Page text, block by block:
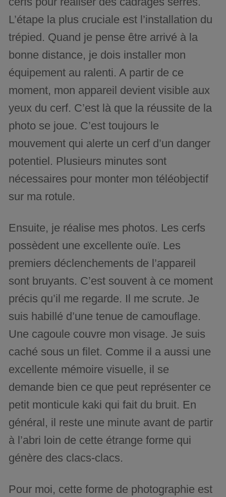
L’étape la plus cruciale est l’installation du
trépied. Quand je pense être arrivé à la
bonne distance, je dois installer mon
équipement au ralenti. A partir de ce
moment, mon appareil devient visible aux
yeux du cerf. C’est là que la réussite de la
photo se joue. C’est toujours le
mouvement qui alerte un cerf d’un danger
potentiel. Plusieurs minutes sont
nécessaires pour monter mon téléobjectif
sur ma rotule.
Ensuite, je réalise mes photos. Les cerfs
possèdent une excellente ouïe. Les
premiers déclenchements de l’appareil
sont bruyants. C’est souvent à ce moment
précis qu’il me regarde. Il me scrute. Je
suis habillé d’une tenue de camouflage.
Une cagoule couvre mon visage. Je suis
caché sous un filet. Comme il a aussi une
excellente mémoire visuelle, il se
demande bien ce que peut représenter ce
petit monticule kaki qui fait du bruit. En
général, il reste une minute avant de partir
à l’abri loin de cette étrange forme qui
génère des clacs-clacs.
Pour moi, cette forme de photographie est